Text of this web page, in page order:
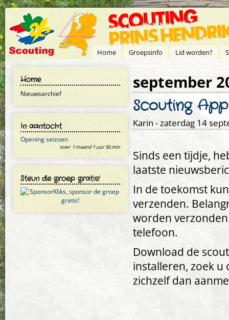
Overslaan en naar de inhoud gaan
Home Groepsinfo Lid worden?
Home
Nieuwsarchief
In aantocht
Opening seizoen
over 1 maand 1 uur 56 min
Steun de groep gratis!
september
Scouting App
Karin - zaterdag 14
Sinds een tijdje,
laatste
In de toekomst
verzenden.
worden
telefoon.
Download de
installeren, zoek u
zichzelf dan